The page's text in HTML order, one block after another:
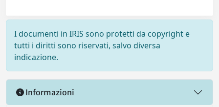
I documenti in IRIS sono protetti da copyright e
tutti i diritti sono riservati, salvo diversa
indicazione.
Informazioni